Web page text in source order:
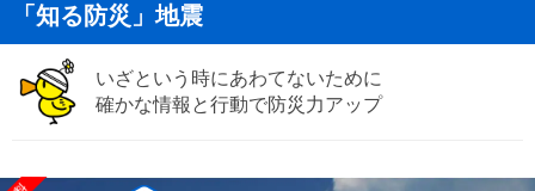
「知る防災」地震
いざという時にあわてないために
確かな情報と行動で防災力アップ